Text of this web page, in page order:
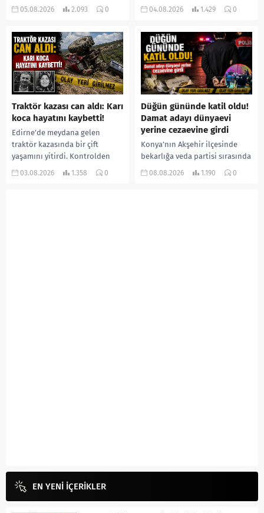
bir kişiyi, arkadaşının eşiyle
kadın kıyafetleri giydirdiği,
özür videosu çektirip...
05.08.2026 2.093 0
ilişkilendirilen siklospora
salgında vaka sayısının 20 bini
aştığı belirtilirken, sağlık...
04.08.2026 1.429 0
Traktör kazası can aldı: Karı
koca hayatını kaybetti!
Edirne’de meydana gelen
traktör kazasında bir çift
yaşamını yitirdi. Kontrolden
çıkarak devrilen traktörün
03.08.2026 1.358 0
Düğün gününde katil oldu!
Damat adayı dünyaevi
yerine cezaevine girdi
Konya’nın Akşehir ilçesinde
bekarlığa veda partisi sırasında
çıkan kavgada bir kişi hayatını
08.08.2026 1.190 0
EN YENİ İÇERİKLER